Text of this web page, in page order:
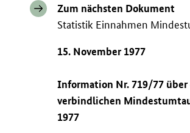
Zum nächsten Dokument
Statistik Einnahmen
15. November 1977
Information Nr. 719/77
verbindlichen
1977